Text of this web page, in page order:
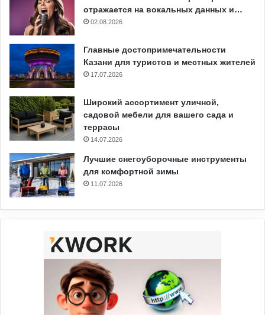
отражается на вокальных данных и…
02.08.2026
Главные достопримечательности
Казани для туристов и местных жителей
17.07.2026
Широкий ассортимент уличной,
садовой мебели для вашего сада и
террасы
14.07.2026
Лучшие снегоуборочные инструменты
для комфортной зимы
11.07.2026